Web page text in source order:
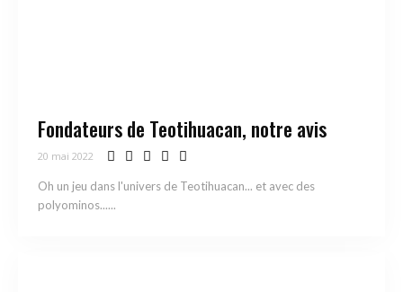
Fondateurs de Teotihuacan, notre avis
20 mai 2022
Oh un jeu dans l'univers de Teotihuacan... et avec des
polyominos......